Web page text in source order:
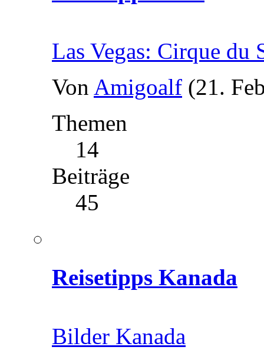
Las Vegas: Cirque
Von Amigoalf (21.
Themen
14
Beiträge
45
Reisetipps Kanada
Bilder Kanada